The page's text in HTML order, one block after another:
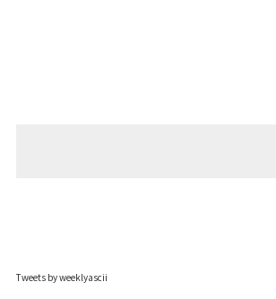
Tweets by weeklyascii